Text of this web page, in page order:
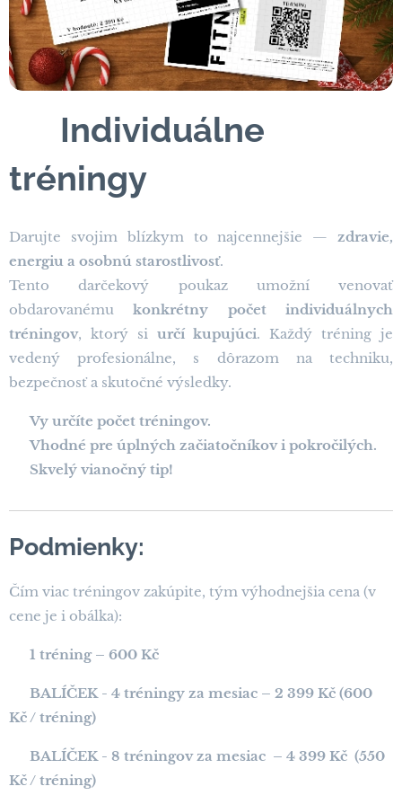
Individuálne
tréningy
Darujte svojim blízkym to najcennejšie — zdravie,
energiu a osobnú starostlivosť.
Tento darčekový poukaz umožní venovať
obdarovanémukonkrétny počet individuálnych
tréningov, ktorý si určí kupujúci. Každý tréning je
vedený profesionálne, s dôrazom na techniku,
bezpečnosť a skutočné výsledky.
➡️Vy určíte počet tréningov.
➡️Vhodné pre úplných začiatočníkov i pokročilých.
Skvelý vianočný tip!
Podmienky:
Čím viac tréningov zakúpite, tým výhodnejšia cena (v
cene je i obálka):
1 tréning – 600 Kč
BALÍČEK - 4 tréningy za mesiac – 2 399 Kč (600
Kč / tréning)
BALÍČEK - 8 tréningov za mesiac – 4 399 Kč (550
Kč / tréning)